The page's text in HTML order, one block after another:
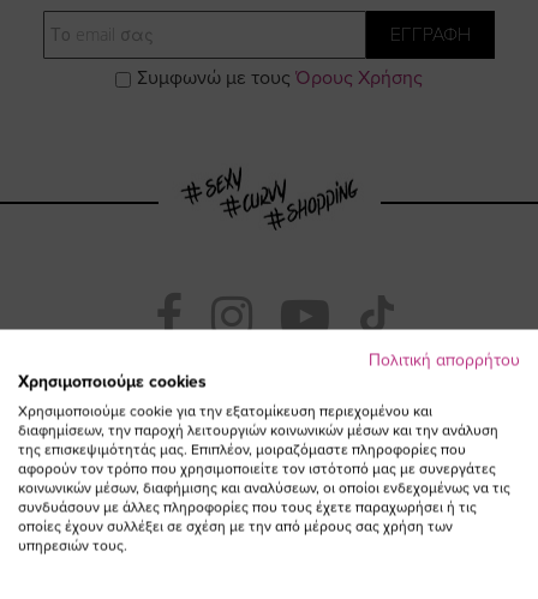
Email
ΕΓΓΡΑΦΗ
Συμφωνώ με τους Όρους Χρήσης
Visit
https://
page
Visit
https://
page
Visit
https://
page
Visit
our
TikTok
page
Πολιτική απορρήτου
Χρησιμοποιούμε cookies
Χρησιμοποιούμε cookie για την εξατομίκευση περιεχομένου και
διαφημίσεων, την παροχή λειτουργιών κοινωνικών μέσων και την ανάλυση
της επισκεψιμότητάς μας. Επιπλέον, μοιραζόμαστε πληροφορίες που
αφορούν τον τρόπο που χρησιμοποιείτε τον ιστότοπό μας με συνεργάτες
κοινωνικών μέσων, διαφήμισης και αναλύσεων, οι οποίοι ενδεχομένως να τις
συνδυάσουν με άλλες πληροφορίες που τους έχετε παραχωρήσει ή τις
οποίες έχουν συλλέξει σε σχέση με την από μέρους σας χρήση των
υπηρεσιών τους.